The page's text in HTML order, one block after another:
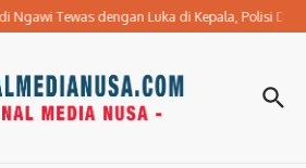
Tewas dengan Luka di Kepala, Polisi